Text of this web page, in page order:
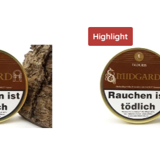
Highlight